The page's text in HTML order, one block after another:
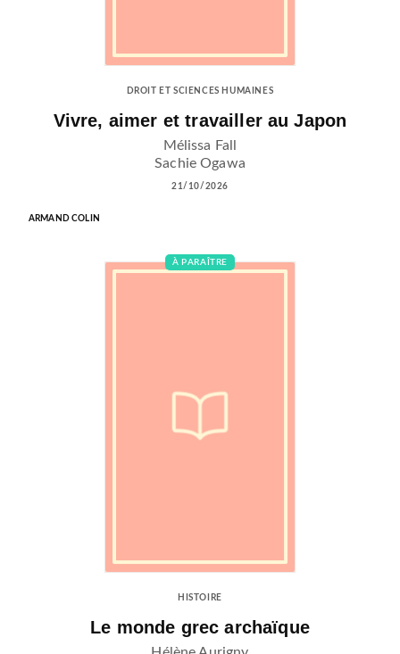
DROIT ET SCIENCES HUMAINES
Vivre, aimer et travailler au Japon
Mélissa Fall
Sachie Ogawa
21/10/2026
ARMAND COLIN
À PARAÎTRE
HISTOIRE
Le monde grec archaïque